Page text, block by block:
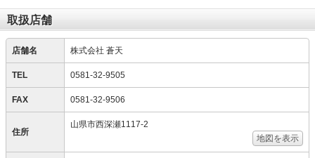
取扱店舗
店舗名 株式会社 蒼天
TEL 0581-32-9505
FAX 0581-32-9506
住所
山県市西深瀬1117-2
地図を表示